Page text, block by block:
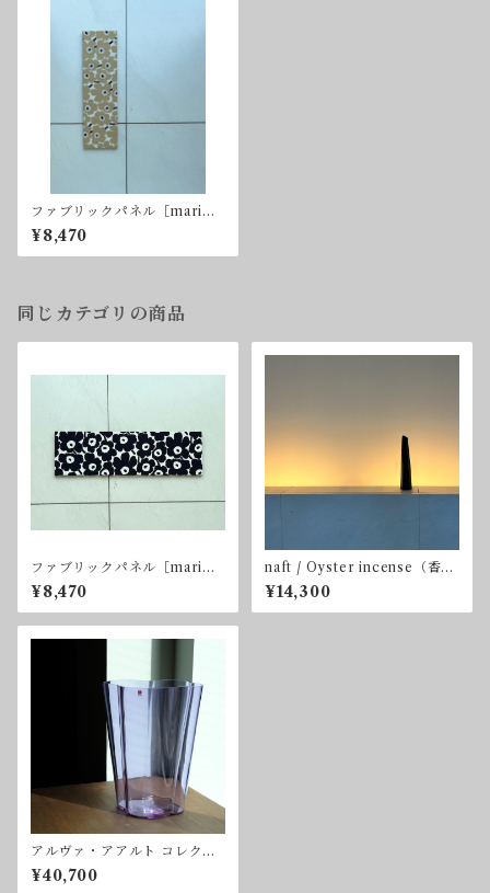
ファブリックパネル［marime
kko,mimi unikko（ウニッ
コ）/ケシの花］ベージュ×ネイ
ビー
¥8,470
同じカテゴリの商品
ファブリックパネル［marime
kko,mimi unikko（ウニッ
コ）/ケシの花］ブラック＆ホ
ワイト
¥8,470
naft / Oyster incense（香
炉）
¥14,300
アルヴァ・アアルト コレクシ
ョン ベース 270mm アメジス
ト iittala
¥40,700